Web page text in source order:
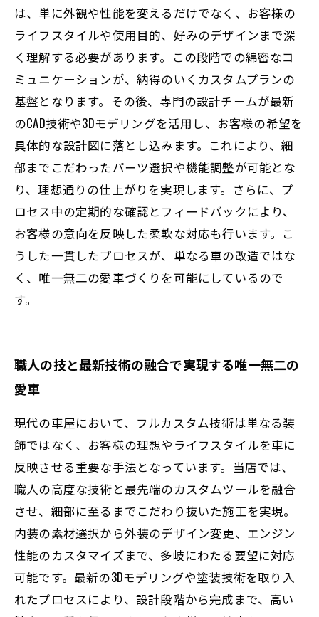
は、単に外観や性能を変えるだけでなく、お客様の
ライフスタイルや使用目的、好みのデザインまで深
く理解する必要があります。この段階での綿密なコ
ミュニケーションが、納得のいくカスタムプランの
基盤となります。その後、専門の設計チームが最新
のCAD技術や3Dモデリングを活用し、お客様の希望を
具体的な設計図に落とし込みます。これにより、細
部までこだわったパーツ選択や機能調整が可能とな
り、理想通りの仕上がりを実現します。さらに、プ
ロセス中の定期的な確認とフィードバックにより、
お客様の意向を反映した柔軟な対応も行います。こ
うした一貫したプロセスが、単なる車の改造ではな
く、唯一無二の愛車づくりを可能にしているので
す。
職人の技と最新技術の融合で実現する唯一無二の
愛車
現代の車屋において、フルカスタム技術は単なる装
飾ではなく、お客様の理想やライフスタイルを車に
反映させる重要な手法となっています。当店では、
職人の高度な技術と最先端のカスタムツールを融合
させ、細部に至るまでこだわり抜いた施工を実現。
内装の素材選択から外装のデザイン変更、エンジン
性能のカスタマイズまで、多岐にわたる要望に対応
可能です。最新の3Dモデリングや塗装技術を取り入
れたプロセスにより、設計段階から完成まで、高い